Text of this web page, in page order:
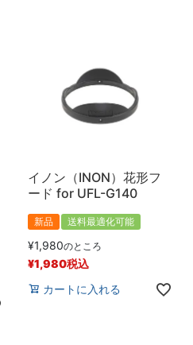
イノン（INON）花形フ
ード for UFL-G140
新品 送料最適化可能
¥1,980のところ
¥1,980税込
カートに入れる